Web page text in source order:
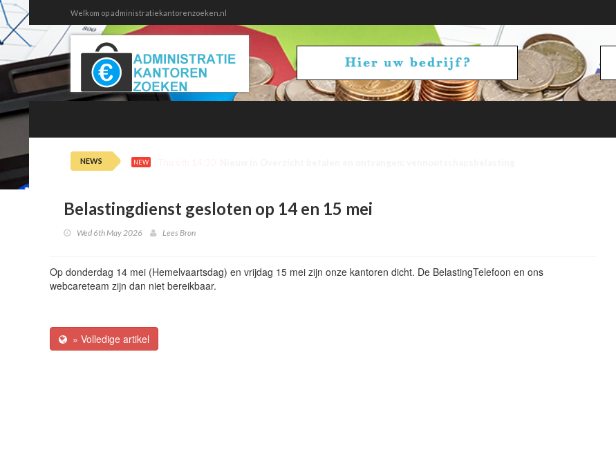
Welkom op administratiekantorenzoeken.nl
NEWS NEW
Belastingdienst gesloten op 14 en 15 mei
Wed 6th May 2026 Lees Bron
Op donderdag 14 mei (Hemelvaartsdag) en vrijdag 15 mei zijn onze kantoren dicht. De BelastingTelefoon en ons
webcareteam zijn dan niet bereikbaar.
» Volledige artikel